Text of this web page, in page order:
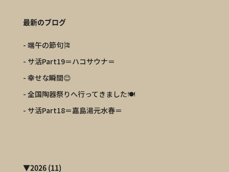
最新のブログ
- 端午の節句🎏
- サ活Part19＝ハコサウナ＝
- 幸せな瞬間😊
- 全国陶器祭りへ行ってきました🍽️
- サ活Part18＝嘉島湯元水春＝
▼2026(11)